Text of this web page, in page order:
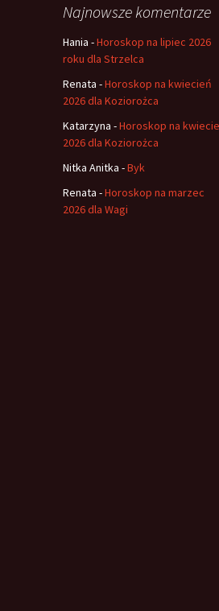
Najnowsze komentarze
Hania -Horoskop na lipiec 2026
roku dla Strzelca
Renata -Horoskop na kwiecień
2026 dla Koziorożca
Katarzyna -Horoskop na
2026 dla Koziorożca
Nitka Anitka -Byk
Renata -Horoskop na marzec
2026 dla Wagi